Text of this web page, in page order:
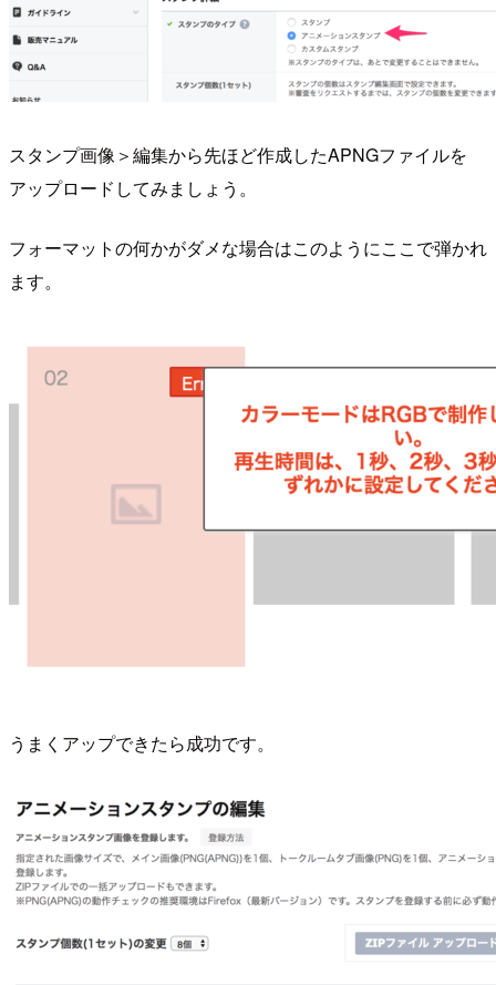
スタンプ画像＞編集から先ほど作成したAPNGファイルを
アップロードしてみましょう。
フォーマットの何かがダメな場合はこのようにここで弾かれ
ます。
うまくアップできたら成功です。